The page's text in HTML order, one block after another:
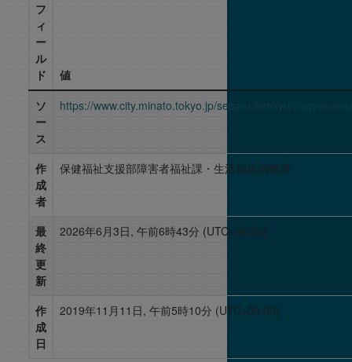
フ
ィ
ー
ル
ド
値
ソ
ー
ス
https://www.city.minato.tokyo.jp/seisakukenkyu/
作
成
者
保健福祉支援部障害者福祉課・生活福祉調整課
最
終
更
新
2026年6月3日, 午前6時43分 (UTC+00:00)
作
成
日
2019年11月11日, 午前5時10分 (UTC+00:00)